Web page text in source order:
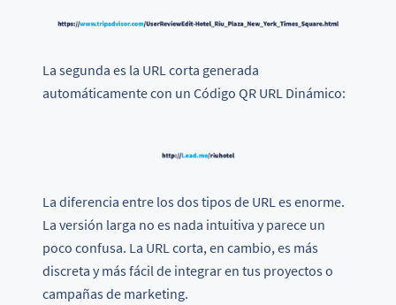
La segunda es la URL corta generada
automáticamente con un Código QR URL Dinámico:
La diferencia entre los dos tipos de URL es enorme.
La versión larga no es nada intuitiva y parece un
poco confusa. La URL corta, en cambio, es más
discreta y más fácil de integrar en tus proyectos o
campañas de marketing.